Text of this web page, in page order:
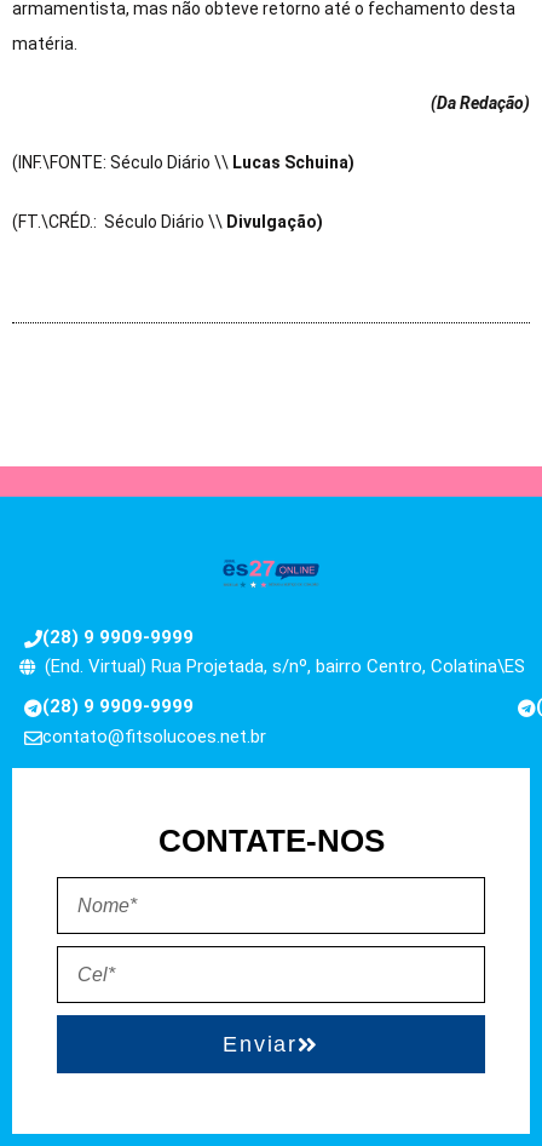
armamentista, mas não obteve retorno até o fechamento desta
matéria.
(Da Redação)
(INF.\FONTE: Século Diário \\ Lucas Schuina)
(FT.\CRÉD.: Século Diário \\ Divulgação)
(28) 9 9909-9999
(End. Virtual) Rua Projetada, s/nº, bairro Centro, Colatina\ES
(28) 9 9909-9999
contato@fitsolucoes.net.br
CONTATE-NOS
Enviar